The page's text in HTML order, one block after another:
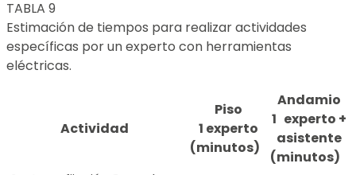
TABLA 9
Estimación de tiempos para realizar actividades
específicas por un experto con herramientas
eléctricas.
Actividad
Piso
1 experto
(minutos)
Andamio
1 experto +
asistente
(minutos)